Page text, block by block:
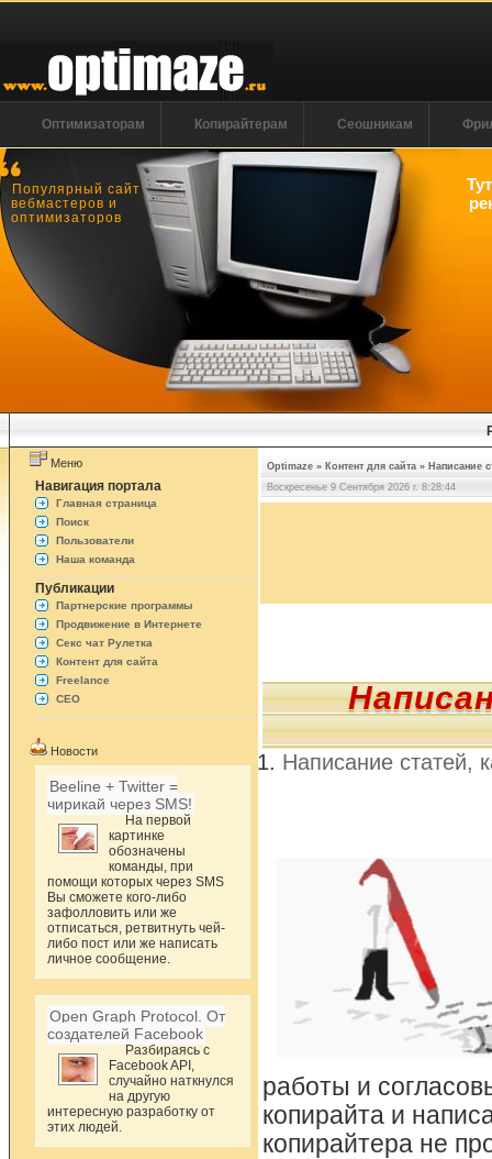
Оптимизаторам Копирайтерам Сеошникам
Популярный сайт
вебмастеров и
оптимизаторов
Меню
Навигация портала
Главная страница
Поиск
Пользователи
Наша команда
Публикации
Партнерские программы
Продвижение в Интернете
Секс чат Рулетка
Контент для сайта
Freelance
СЕО
Новости
Beeline + Twitter =
чирикай через SMS!
На первой
картинке
обозначены
команды, при
помощи которых через SMS
Вы сможете кого-либо
зафолловить или же
отписаться, ретвитнуть чей-
либо пост или же написать
личное сообщение.
Open Graph Protocol. От
создателей Facebook
Разбираясь с
Facebook API,
случайно наткнулся
на другую
интересную разработку от
этих людей.
Optimaze » Контент для сайта » Написание
Воскресенье 9 Сентября 2026 г. 8:28:44
Написание статей,
работы и
копирайта и
копирайтера не